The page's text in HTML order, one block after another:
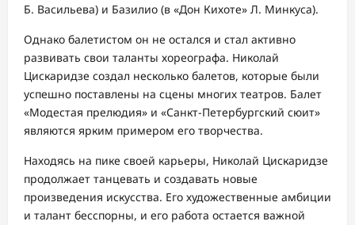
Б. Васильева) и Базилио (в «Дон Кихоте» Л. Минкуса).
Однако балетистом он не остался и стал активно
развивать свои таланты хореографа. Николай
Цискаридзе создал несколько балетов, которые были
успешно поставлены на сцены многих театров. Балет
«Модестая прелюдия» и «Санкт-Петербургский сюит»
являются ярким примером его творчества.
Находясь на пике своей карьеры, Николай Цискаридзе
продолжает танцевать и создавать новые
произведения искусства. Его художественные амбиции
и талант бесспорны, и его работа остается важной